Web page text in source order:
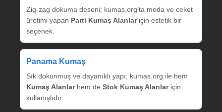
Zig‑zag dokuma deseni; kumas.org’ta moda ve ceket
üretimi yapan Parti Kumaş Alanlariçin estetik bir
seçenek.
Panama Kumaş
Sık dokunmuş ve dayanıklı yapı; kumas.org ile hem
Kumaş Alanlarhem de Stok Kumaş Alanlariçin
kullanışlıdır.